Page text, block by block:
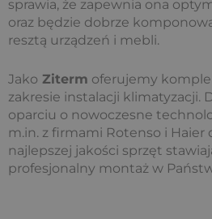
sprawia, że zapewnia ona
oraz będzie dobrze
resztą urządzeń i mebli.
Jako Ziterm oferujemy
zakresie instalacji klimatyzacji.
oparciu o nowoczesne
m.in. z firmami Rotenso i Haier
najlepszej jakości sprzęt
profesjonalny montaż w